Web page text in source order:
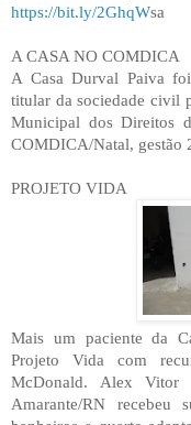
https://bit.ly/2GhqWsa
A CASA NO COMDICA
A Casa Durval Paiva foi
titular da sociedade civil
Municipal dos Direitos
COMDICA/Natal, gestão
PROJETO VIDA
Mais um paciente da
Projeto Vida com
McDonald. Alex
Amarante/RN